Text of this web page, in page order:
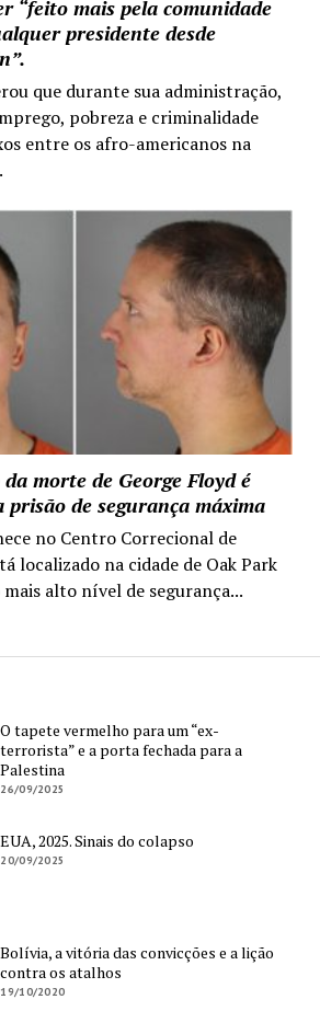
“feito mais pela comunidade
presidente desde
que durante sua administração,
pobreza e criminalidade
entre os afro-americanos na
morte de George Floyd é
de segurança máxima
no Centro Correcional de
localizado na cidade de Oak Park
alto nível de segurança...
O tapete vermelho para um “ex-
terrorista” e a porta fechada para a
Palestina
26/09/2025
EUA, 2025. Sinais do colapso
20/09/2025
Bolívia, a vitória das convicções e a lição
contra os atalhos
19/10/2020